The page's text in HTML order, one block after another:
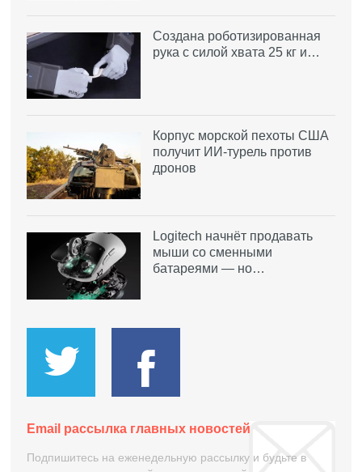
Создана роботизированная
рука с силой хвата 25 кг и…
Корпус морской пехоты США
получит ИИ-турель против
дронов
Logitech начнёт продавать
мыши со сменными
батареями — но…
Email рассылка главных новостей
Подпишитесь на еженедельную рассылку и будьте в